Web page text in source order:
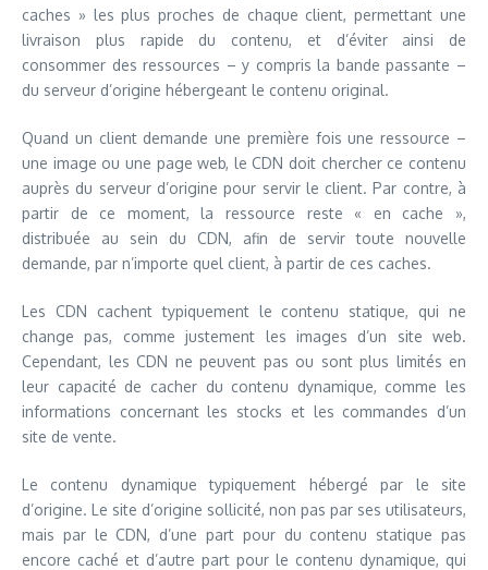
caches » les plus proches de chaque client, permettant une
livraison plus rapide du contenu, et d’éviter ainsi de
consommer des ressources – y compris la bande passante –
du serveur d’origine hébergeant le contenu original.
Quand un client demande une première fois une ressource –
une image ou une page web, le CDN doit chercher ce contenu
auprès du serveur d’origine pour servir le client. Par contre, à
partir de ce moment, la ressource reste « en cache »,
distribuée au sein du CDN, afin de servir toute nouvelle
demande, par n’importe quel client, à partir de ces caches.
Les CDN cachent typiquement le contenu statique, qui ne
change pas, comme justement les images d’un site web.
Cependant, les CDN ne peuvent pas ou sont plus limités en
leur capacité de cacher du contenu dynamique, comme les
informations concernant les stocks et les commandes d’un
site de vente.
Le contenu dynamique typiquement hébergé par le site
d’origine. Le site d’origine sollicité, non pas par ses utilisateurs,
mais par le CDN, d’une part pour du contenu statique pas
encore caché et d’autre part pour le contenu dynamique, qui